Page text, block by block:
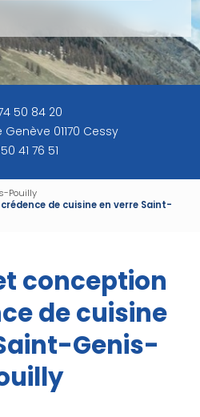
50 84 20
01170 Cessy
41 76 51
Pouilly
de cuisine en verre Saint-
conception
de cuisine
Genis-